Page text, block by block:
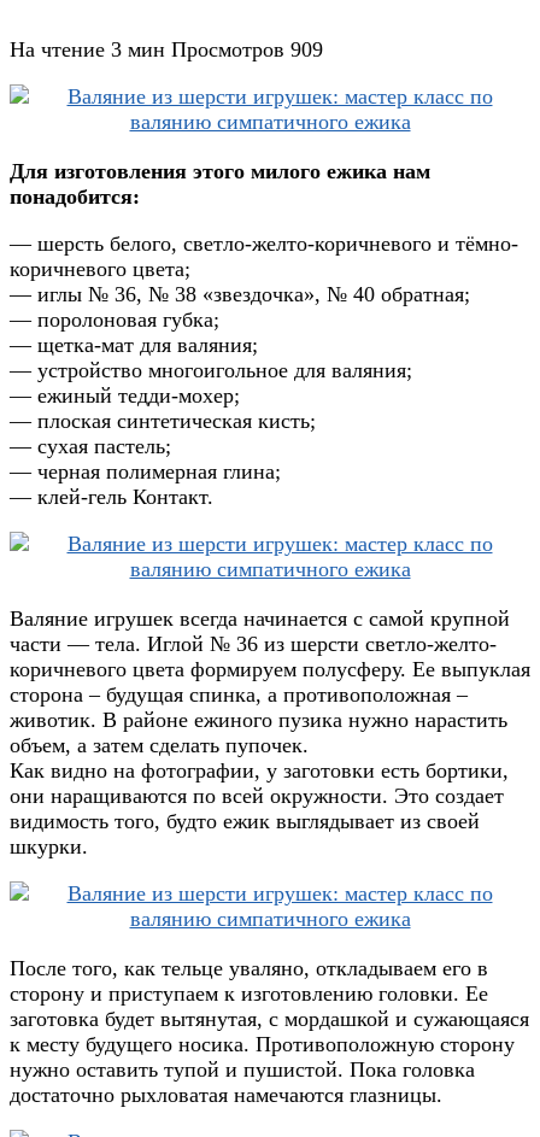
На чтение 3 мин Просмотров 909
Для изготовления этого милого ежика нам
понадобится:
— шерсть белого, светло-желто-коричневого и тёмно-
коричневого цвета;
— иглы № 36, № 38 «звездочка», № 40 обратная;
— поролоновая губка;
— щетка-мат для валяния;
— устройство многоигольное для валяния;
— ежиный тедди-мохер;
— плоская синтетическая кисть;
— сухая пастель;
— черная полимерная глина;
— клей-гель Контакт.
Валяние игрушек всегда начинается с самой крупной
части — тела. Иглой № 36 из шерсти светло-желто-
коричневого цвета формируем полусферу. Ее выпуклая
сторона – будущая спинка, а противоположная –
животик. В районе ежиного пузика нужно нарастить
объем, а затем сделать пупочек.
Как видно на фотографии, у заготовки есть бортики,
они наращиваются по всей окружности. Это создает
видимость того, будто ежик выглядывает из своей
шкурки.
После того, как тельце уваляно, откладываем его в
сторону и приступаем к изготовлению головки. Ее
заготовка будет вытянутая, с мордашкой и сужающаяся
к месту будущего носика. Противоположную сторону
нужно оставить тупой и пушистой. Пока головка
достаточно рыхловатая намечаются глазницы.